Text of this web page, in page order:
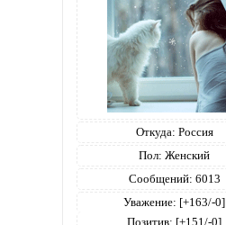
Откуда: Россия
Пол: Женский
Сообщений: 6013
Уважение: [+163/-0]
Позитив: [+151/-0]